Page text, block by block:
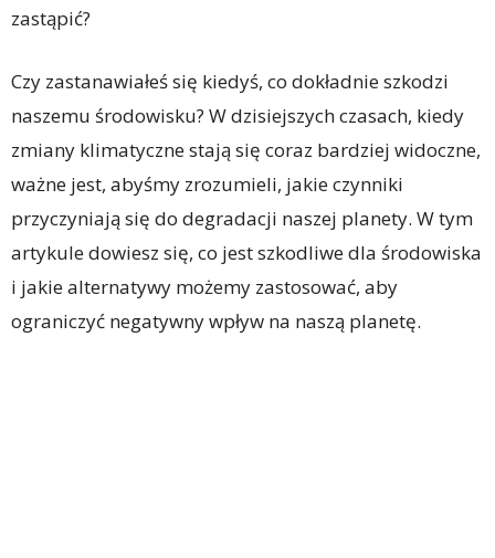
zastąpić?
Czy zastanawiałeś się kiedyś, co dokładnie szkodzi
naszemu środowisku? W dzisiejszych czasach, kiedy
zmiany klimatyczne stają się coraz bardziej widoczne,
ważne jest, abyśmy zrozumieli, jakie czynniki
przyczyniają się do degradacji naszej planety. W tym
artykule dowiesz się, co jest szkodliwe dla środowiska
i jakie alternatywy możemy zastosować, aby
ograniczyć negatywny wpływ na naszą planetę.